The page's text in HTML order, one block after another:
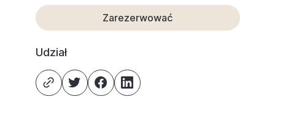
Zarezerwować
Udział